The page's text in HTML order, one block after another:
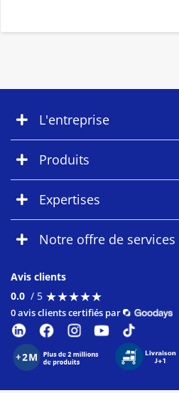
L'entreprise
Produits
Expertises
Notre offre de services
Avis clients
0.0 / 5 ★★★★★
★★★★★
0 avis clients certifiés par